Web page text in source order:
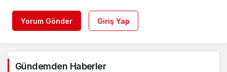
Yorum Gönder Giriş Yap
Gündemden Haberler